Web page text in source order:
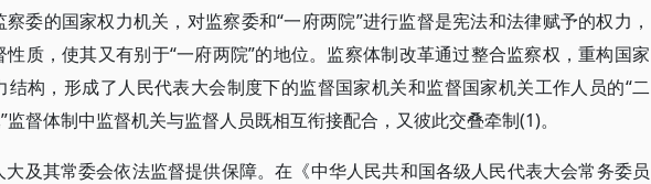
察委的国家权力机关，对监察委和“一府两院”进行监督是宪法和法律赋予的权力，
质，使其又有别于“一府两院”的地位。监察体制改革通过整合监察权，重构国家
结构，形成了人民代表大会制度下的监督国家机关和监督国家机关工作人员的“二
监督体制中监督机关与监督人员既相互衔接配合，又彼此交叠牵制(1)。
及其常委会依法监督提供保障。在《中华人民共和国各级人民代表大会常务委员